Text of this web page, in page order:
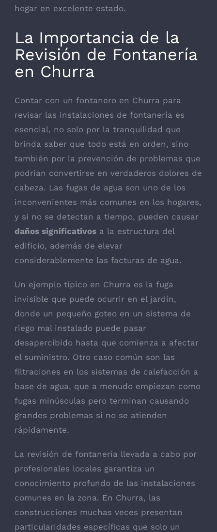
hogar en excelente estado.
La Importancia de la
Revisión de Fontanería
en Churra
Contar con un fontanero en Churra para
revisar las instalaciones de fontanería es
esencial, no solo por la tranquilidad que
brinda saber que todo está en orden, sino
también por la prevención de problemas que
podrían convertirse en verdaderos dolores de
cabeza. Las fugas de agua son uno de los
inconvenientes más comunes en los hogares,
y si no se detectan a tiempo, pueden causar
daños significativos a la estructura del
edificio, además de elevar
considerablemente las facturas de agua.
Un ejemplo típico en Churra es la fuga
invisible que puede ocurrir en el jardín,
donde un pequeño goteo en un sistema de
riego mal instalado puede pasar
desapercibido hasta que comienza a afectar
el suministro. Otro caso común son las
filtraciones en los sistemas de calefacción a
base de agua, que a menudo empiezan como
fugas minúsculas pero terminan causando
grandes problemas si no se atienden
rápidamente.
La revisión de fontanería llevada a cabo por
profesionales locales garantiza un
conocimiento profundo de las instalaciones
comunes en la zona. En Churra, las
construcciones muchas veces presentan
particularidades específicas que solo un